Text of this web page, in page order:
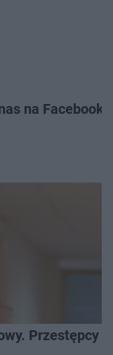
na
Przestępcy